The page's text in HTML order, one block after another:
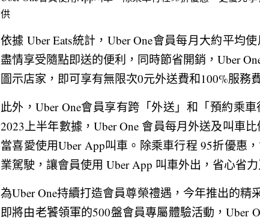
供
依據 Uber Eats統計，Uber One會員每月大約平均
盡情享受隨點即送的便利，同時節省開銷，Uber
圖示店家，即可享有無限次0元外送費和100%服務
此外，Uber One會員享有跨「外送」和「預約乘
2023上半年數據，Uber One 會員每月外送及叫車
當喜愛使用Uber App叫車。除乘車行程 95折優惠
業駕駛，讓會員使用 Uber App 叫車外出，省心省力
為Uber One持續打造會員尊榮禮遇，今年推出的
即將由老饕領軍的500盤會員專屬體驗活動，Uber